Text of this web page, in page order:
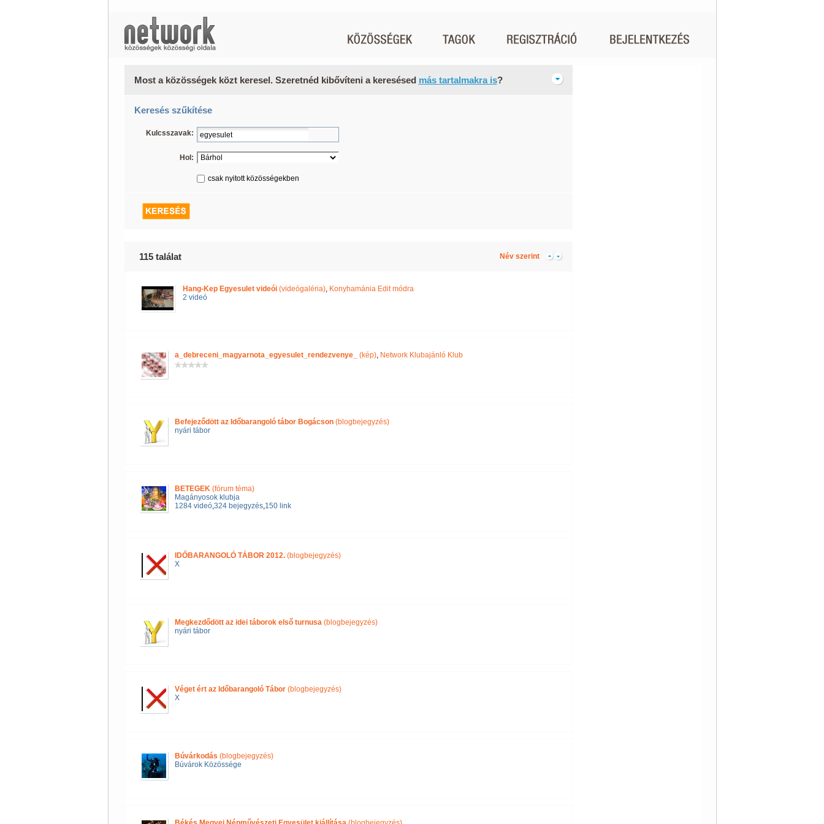
Most a közösségek közt keresel. Szeretnéd kibővíteni a keresésed más tartalmakra is?
Keresés szűkítése
Kulcsszavak:
Hol:
csak nyitott közösségekben
115 találat Név szerint
Hang-Kep Egyesulet videói(videógaléria), Konyhamánia Edit módra
2 videó
a_debreceni_magyarnota_egyesulet_rendezvenye_ (kép), Network Klubajánló Klub
Befejeződött az Időbarangoló tábor Bogácson(blogbejegyzés)
nyári tábor
BETEGEK(fórum téma)
Magányosok klubja
1284 videó,324 bejegyzés,150 link
IDŐBARANGOLÓ TÁBOR 2012.(blogbejegyzés)
X
Megkezdődött az idei táborok első turnusa(blogbejegyzés)
nyári tábor
Véget ért az Időbarangoló Tábor(blogbejegyzés)
X
Búvárkodás (blogbejegyzés)
Búvárok Közössége